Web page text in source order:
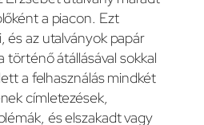
a piacon. Ezt
és az utalványok papár
történő átállásával sokkal
a felhasználás mindkét
címletezések,
és elszakadt vagy